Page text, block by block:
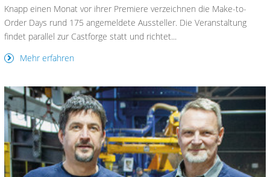
Knapp einen Monat vor ihrer Premiere verzeichnen die Make-to-
Order Days rund 175 angemeldete Aussteller. Die Veranstaltung
findet parallel zur Castforge statt und richtet...
Mehr erfahren